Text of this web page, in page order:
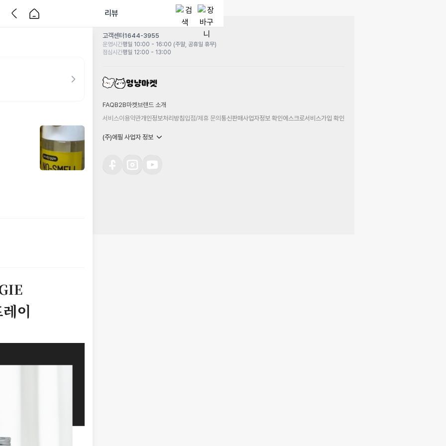
리뷰
고객센터1644-3955
운영시간평일 10:00 - 16:00 (주말, 공휴일 휴무)
점심시간평일 12:00 - 13:00
FAQB2B마켓 브랜드 소개
서비스이용약관개인정보처리방침입점/제휴 문의통신판매사업자정보 확인에스크로서비스가입 확인
(주)에필 사업자 정보